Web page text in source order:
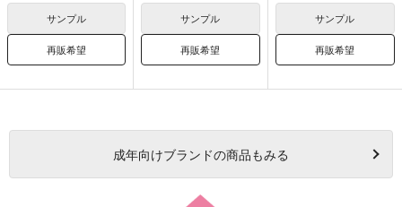
サンプル
再販希望
サンプル
再販希望
サンプル
再販希望
成年向けブランドの商品もみる